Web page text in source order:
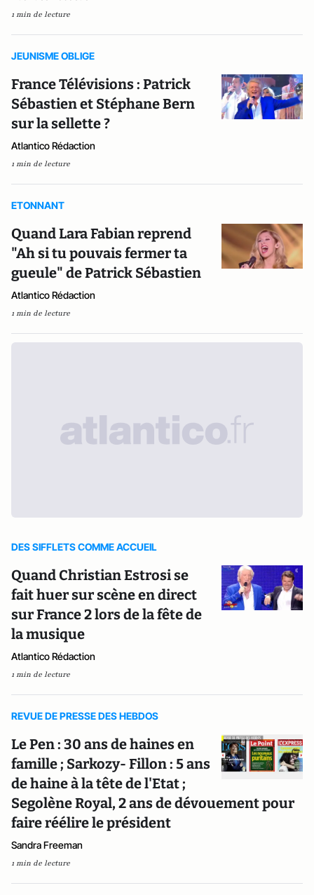
1 min de lecture
JEUNISME OBLIGE
France Télévisions : Patrick
Sébastien et Stéphane Bern
sur la sellette ?
Atlantico Rédaction
1 min de lecture
ETONNANT
Quand Lara Fabian reprend
"Ah si tu pouvais fermer ta
gueule" de Patrick Sébastien
Atlantico Rédaction
1 min de lecture
DES SIFFLETS COMME ACCUEIL
Quand Christian Estrosi se
fait huer sur scène en direct
sur France 2 lors de la fête de
la musique
Atlantico Rédaction
1 min de lecture
REVUE DE PRESSE DES HEBDOS
Le Pen : 30 ans de haines en
famille ; Sarkozy- Fillon : 5 ans
de haine à la tête de l'Etat ;
Segolène Royal, 2 ans de dévouement pour
faire réélire le président
Sandra Freeman
1 min de lecture